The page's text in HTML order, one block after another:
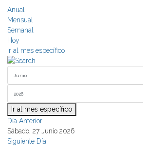
Anual
Mensual
Semanal
Hoy
Ir al mes específico
Ir al mes específico
Día Anterior
Sábado, 27 Junio 2026
Siguiente Día